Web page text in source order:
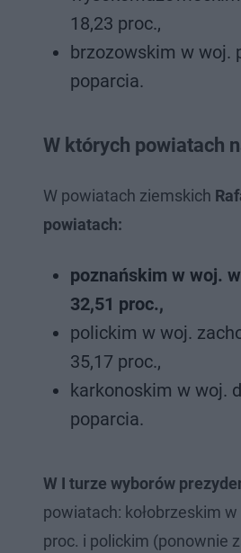
18,23 proc.,
brzozowskim w woj.
poparcia.
W których powiatach
W powiatach ziemskich
powiatach:
poznańskim w woj.
32,51 proc.,
polickim w woj.
35,17 proc.,
karkonoskim w woj.
poparcia.
W I turze wyborów
powiatach: kołobrzeskim
proc. i polickim (ponownie